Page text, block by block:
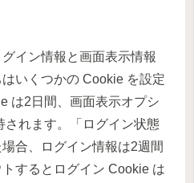
イン情報と画面表示情報
いくつかの Cookie を設定
は2日間、画面表示オプシ
されます。「ログイン状態
合、ログイン情報は2週間
するとログイン Cookie は